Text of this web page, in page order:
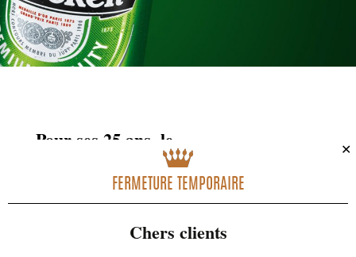
Pour ses 25 ans, le
collaboration avec
Heineken et ÉNERGIE
te donne la chance de
✕
FERMETURE TEMPORAIRE
Chers clients